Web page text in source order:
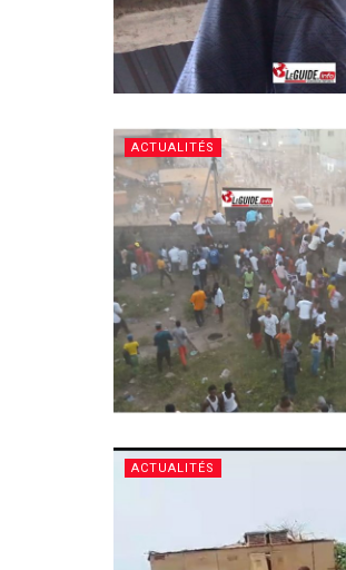
ACTUALITÉS
ACTUALITÉS